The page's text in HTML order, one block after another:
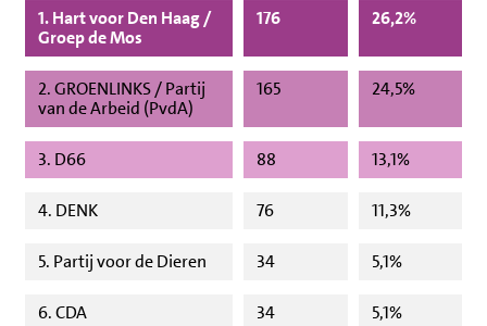
1. Hart voor Den Haag /
Groep de Mos
176 26,2%
2. GROENLINKS / Partij
van de Arbeid (PvdA)
165 24,5%
3. D66 88 13,1%
4. DENK 76 11,3%
5. Partij voor de Dieren 34 5,1%
6. CDA 34 5,1%